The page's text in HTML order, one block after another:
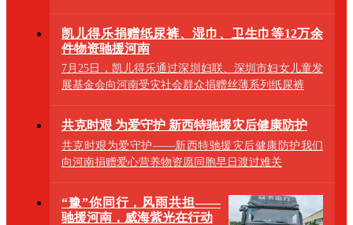
凯儿得乐捐赠纸尿裤、湿巾、卫生巾等12万余
件物资驰援河南
7月25日，凯儿得乐通过深圳妇联、深圳市妇女儿童发
展基金会向河南受灾社会群众捐赠丝薄系列纸尿裤
共克时艰 为爱守护 新西特驰援灾后健康防护
共克时艰为爱守护——新西特驰援灾后健康防护我们
向河南捐赠爱心营养物资愿同胞早日渡过难关
“豫”你同行，风雨共担——
驰援河南，威海紫光在行动